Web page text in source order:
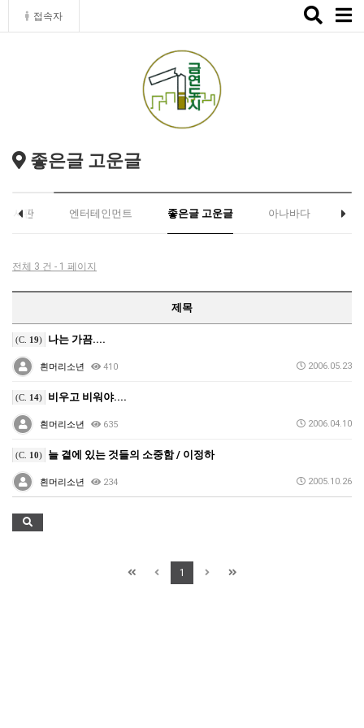
접속자
Toggle
좋은글 고운글
게시판 엔터테인먼트 좋은글 고운글 아나바다
전체 3 건 - 1 페이지
제목
(C. 19) 나는 가끔....
흰머리소년 410 2006.05.23
(C. 14) 비우고 비워야....
흰머리소년 635 2006.04.10
(C. 10) 늘 곁에 있는 것들의 소중함 / 이정하
흰머리소년 234 2005.10.26
1